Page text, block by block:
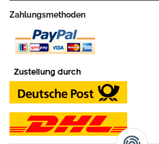
Zahlungsmethoden